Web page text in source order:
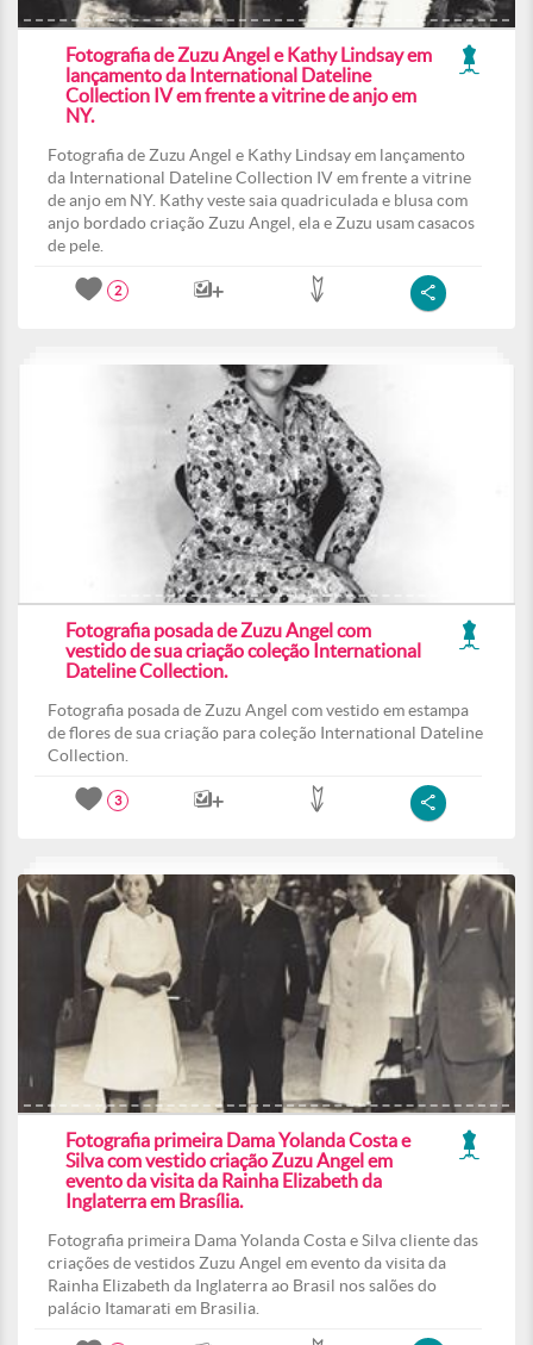
Fotografia de Zuzu Angel e Kathy Lindsay em
lançamento da International Dateline
Collection IV em frente a vitrine de anjo em
NY.
Fotografia de Zuzu Angel e Kathy Lindsay em lançamento
da International Dateline Collection IV em frente a vitrine
de anjo em NY. Kathy veste saia quadriculada e blusa com
anjo bordado criação Zuzu Angel, ela e Zuzu usam casacos
de pele.
2
Fotografia posada de Zuzu Angel com
vestido de sua criação coleção International
Dateline Collection.
Fotografia posada de Zuzu Angel com vestido em estampa
de flores de sua criação para coleção International Dateline
Collection.
3
Fotografia primeira Dama Yolanda Costa e
Silva com vestido criação Zuzu Angel em
evento da visita da Rainha Elizabeth da
Inglaterra em Brasília.
Fotografia primeira Dama Yolanda Costa e Silva cliente das
criações de vestidos Zuzu Angel em evento da visita da
Rainha Elizabeth da Inglaterra ao Brasil nos salões do
palácio Itamarati em Brasilia.